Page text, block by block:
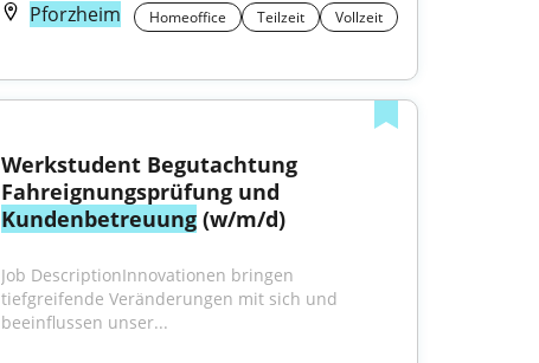
Pforzheim
Homeoffice Teilzeit Vollzeit
Werkstudent Begutachtung
Kundenbetreuung (w/m/d)
Job DescriptionInnovationen bringen
tiefgreifende Veränderungen mit sich und
beeinflussen unser...